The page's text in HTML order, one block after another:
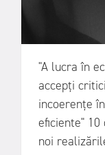
"A lucra în
accepți
incoerențe
eficiente"
noi